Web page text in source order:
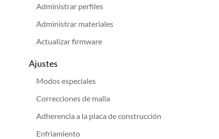
Administrar perfiles
Administrar materiales
Actualizar firmware
Ajustes
Modos especiales
Correcciones de malla
Adherencia a la placa de construcción
Enfriamiento